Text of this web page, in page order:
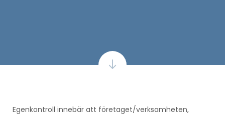
Egenkontroll innebär att företaget/verksamheten,